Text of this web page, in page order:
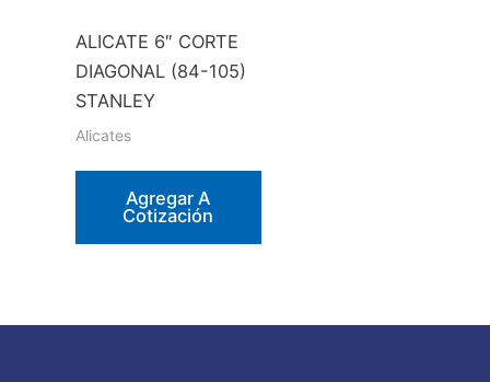
ALICATE 6″ CORTE
DIAGONAL (84-105)
STANLEY
Alicates
Agregar A
Cotización